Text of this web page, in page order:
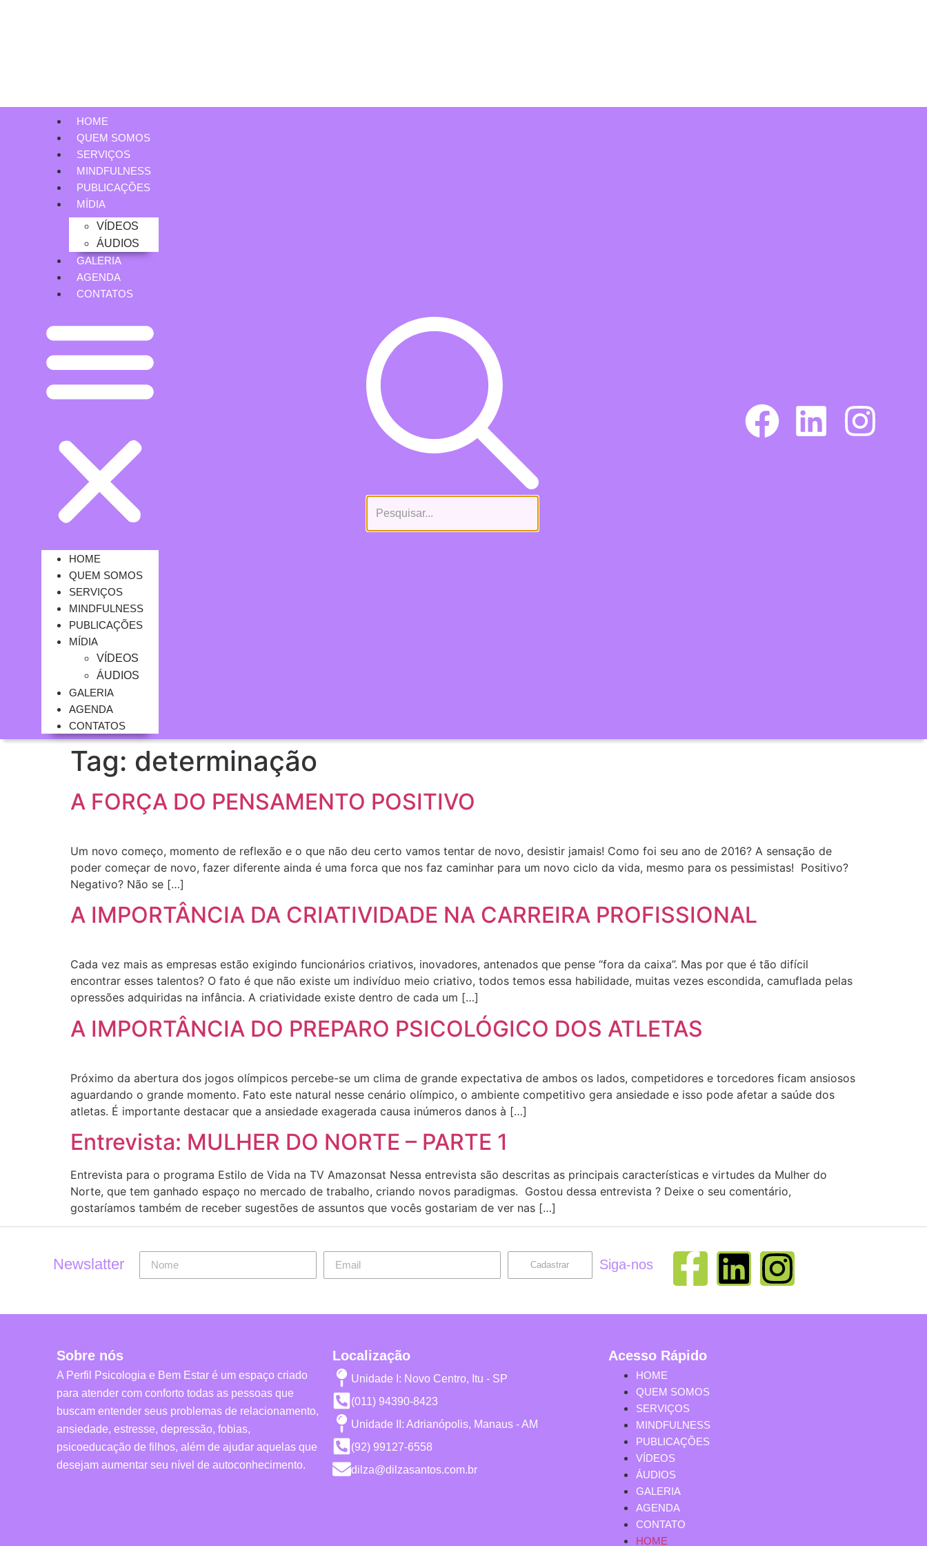
HOME
QUEM SOMOS
SERVIÇOS
MINDFULNESS
PUBLICAÇÕES
MÍDIA
VÍDEOS
ÁUDIOS
GALERIA
AGENDA
CONTATOS
HOME
QUEM SOMOS
SERVIÇOS
MINDFULNESS
PUBLICAÇÕES
MÍDIA
VÍDEOS
ÁUDIOS
GALERIA
AGENDA
CONTATOS
Tag: determinação
A FORÇA DO PENSAMENTO POSITIVO
Um novo começo, momento de reflexão e o que não deu certo vamos tentar de novo, desistir jamais! Como foi seu ano de 2016? A sensação de
poder começar de novo, fazer diferente ainda é uma forca que nos faz caminhar para um novo ciclo da vida, mesmo para os pessimistas! Positivo?
Negativo? Não se […]
A IMPORTÂNCIA DA CRIATIVIDADE NA CARREIRA PROFISSIONAL
Cada vez mais as empresas estão exigindo funcionários criativos, inovadores, antenados que pense “fora da caixa”. Mas por que é tão difícil
encontrar esses talentos? O fato é que não existe um indivíduo meio criativo, todos temos essa habilidade, muitas vezes escondida, camuflada pelas
opressões adquiridas na infância. A criatividade existe dentro de cada um […]
A IMPORTÂNCIA DO PREPARO PSICOLÓGICO DOS ATLETAS
Próximo da abertura dos jogos olímpicos percebe-se um clima de grande expectativa de ambos os lados, competidores e torcedores ficam ansiosos
aguardando o grande momento. Fato este natural nesse cenário olímpico, o ambiente competitivo gera ansiedade e isso pode afetar a saúde dos
atletas. É importante destacar que a ansiedade exagerada causa inúmeros danos à […]
Entrevista: MULHER DO NORTE – PARTE 1
Entrevista para o programa Estilo de Vida na TV Amazonsat Nessa entrevista são descritas as principais características e virtudes da Mulher do
Norte, que tem ganhado espaço no mercado de trabalho, criando novos paradigmas. Gostou dessa entrevista ? Deixe o seu comentário,
gostaríamos também de receber sugestões de assuntos que vocês gostariam de ver nas […]
Newslatter Cadastrar Siga-nos
Sobre nós
A Perfil Psicologia e Bem Estar é um espaço criado
para atender com conforto todas as pessoas que
buscam entender seus problemas de relacionamento,
ansiedade, estresse, depressão, fobias,
psicoeducação de filhos, além de ajudar aquelas que
desejam aumentar seu nível de autoconhecimento.
Localização
Unidade I: Novo Centro, Itu - SP
(011) 94390-8423
Unidade II: Adrianópolis, Manaus - AM
(92) 99127-6558
dilza@dilzasantos.com.br
Acesso Rápido
HOME
QUEM SOMOS
SERVIÇOS
MINDFULNESS
PUBLICAÇÕES
VÍDEOS
ÁUDIOS
GALERIA
AGENDA
CONTATO
HOME